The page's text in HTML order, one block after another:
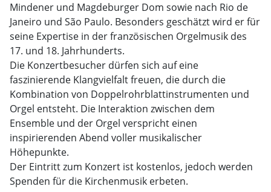
Mindener und Magdeburger Dom sowie nach Rio de
Janeiro und São Paulo. Besonders geschätzt wird er für
seine Expertise in der französischen Orgelmusik des
17. und 18. Jahrhunderts.
Die Konzertbesucher dürfen sich auf eine
faszinierende Klangvielfalt freuen, die durch die
Kombination von Doppelrohrblattinstrumenten und
Orgel entsteht. Die Interaktion zwischen dem
Ensemble und der Orgel verspricht einen
inspirierenden Abend voller musikalischer
Höhepunkte.
Der Eintritt zum Konzert ist kostenlos, jedoch werden
Spenden für die Kirchenmusik erbeten.